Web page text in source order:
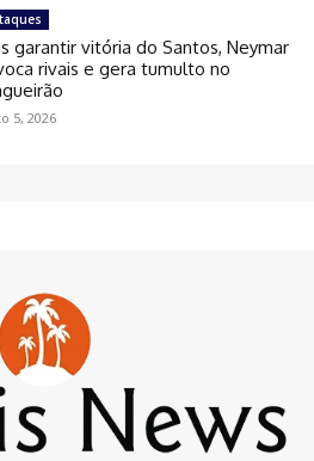
garantir vitória do Santos, Neymar
rivais e gera tumulto no
5, 2026